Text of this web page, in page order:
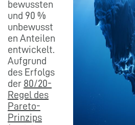
bewussten
und 90 %
unbewusst
en Anteilen
entwickelt.
Aufgrund
des Erfolgs
der 80/20-
Regel des
Pareto-
Prinzips